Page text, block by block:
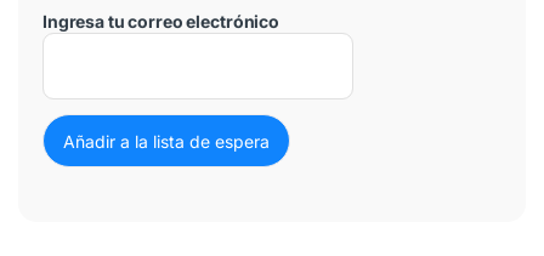
Ingresa tu correo electrónico